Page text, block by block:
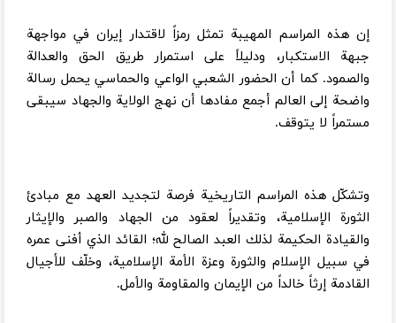
إن هذه المراسم المهيبة تمثل رمزاً لاقتدار إيران في مواجهة
جبهة الاستكبار، ودليلاً على استمرار طريق الحق والعدالة
والصمود. كما أن الحضور الشعبي الواعي والحماسي يحمل رسالة
واضحة إلى العالم أجمع مفادها أن نهج الولاية والجهاد سيبقى
مستمراً لا يتوقف.
وتشكّل هذه المراسم التاريخية فرصة لتجديد العهد مع مبادئ
الثورة الإسلامية، وتقديراً لعقود من الجهاد والصبر والإيثار
والقيادة الحكيمة لذلك العبد الصالح لله؛ القائد الذي أفنى عمره
في سبيل الإسلام والثورة وعزة الأمة الإسلامية، وخلّف للأجيال
القادمة إرثاً خالداً من الإيمان والمقاومة والأمل.